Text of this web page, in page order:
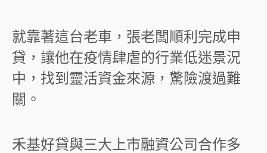
就靠著這台老車，張老闆順利完成申
貸，讓他在疫情肆虐的行業低迷景況
中，找到靈活資金來源，驚險渡過難
關。
禾基好貸與三大上市融資公司合作多